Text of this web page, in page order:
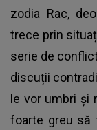
zodia Rac,
trece prin
serie de
discuții
le vor umbri și
foarte greu să